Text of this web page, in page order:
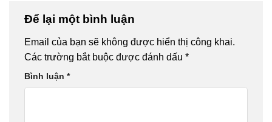
Để lại một bình luận
Email của bạn sẽ không được hiển thị công khai.
Các trường bắt buộc được đánh dấu *
Bình luận *